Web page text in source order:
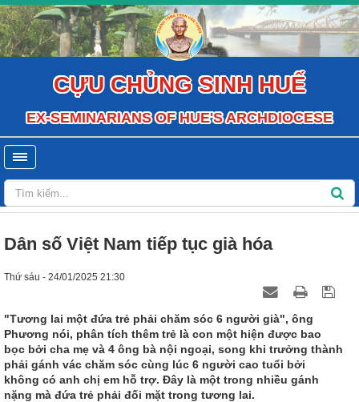
CỰU CHỦNG SINH HUẾ
EX-SEMINARIANS OF HUE'S ARCHDIOCESE
Dân số Việt Nam tiếp tục già hóa
Thứ sáu - 24/01/2025 21:30
"Tương lai một đứa trẻ phải chăm sóc 6 người già", ông
Phương nói, phân tích thêm trẻ là con một hiện được bao
bọc bởi cha mẹ và 4 ông bà nội ngoại, song khi trưởng thành
phải gánh vác chăm sóc cùng lúc 6 người cao tuổi bởi
không có anh chị em hỗ trợ. Đây là một trong nhiều gánh
nặng mà đứa trẻ phải đối mặt trong tương lai.